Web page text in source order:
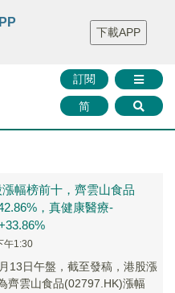
財華證券 媒體矩陣
智庫沙龍
聯絡我們
訂閱
简
下載APP
漲幅榜前十，齊雲山食品
，真健康醫療-
午1:30
13日午盤，截至發稿，港股漲
齊雲山食品(02797.HK)漲幅